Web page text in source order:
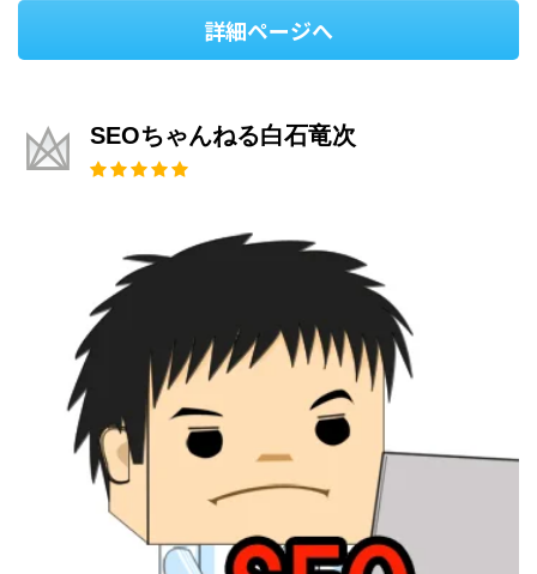
詳細ページへ
SEOちゃんねる白石竜次